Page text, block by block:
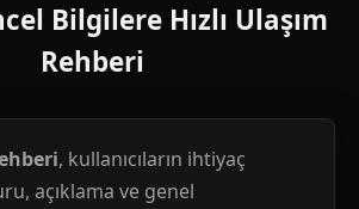
Bilgilere Hızlı Ulaşım
Rehberi
, kullanıcıların ihtiyaç
açıklama ve genel